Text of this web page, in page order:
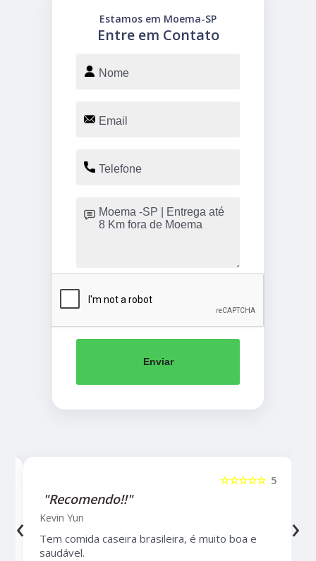
Entre em Contato
Estamos em Moema-SP
Enviar
5
☆☆☆☆☆
"Recomendo!!"
Kevin Yun
Tem comida caseira brasileira, é muito boa e
saudável.
‹ ›